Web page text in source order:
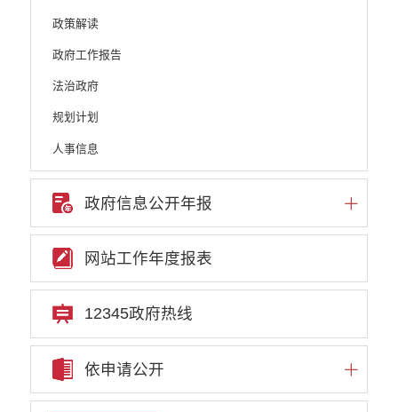
政策解读
政府工作报告
法治政府
规划计划
人事信息
政府信息公开基本目录
重点领域信息公开
人大建议和政协提案
机构职能
权责清单
行政许可
行政处罚和行政强制
政府信息公开年报
网站工作年度报表
12345政府热线
依申请公开